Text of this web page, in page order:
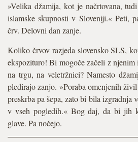
»Velika džamija, kot je načrtovana,
islamske skupnosti v Sloveniji.« Peti,
črv. Delovni dan zanje.
Koliko črvov razjeda slovensko SLS,
ekspozituro! Bi mogoče začeli z
na trgu, na veletržnici? Namesto
pledirajo zanjo. »Poraba omenjenih
preskrba pa šepa, zato bi bila izgradnja
v vseh pogledih.« Bog daj, da bi jih
glave. Pa nočejo.